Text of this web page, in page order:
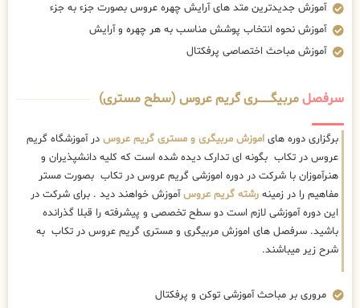
آموزش جدیدترین متد های آرایش چهره عروس بصورت جزء به جزء
آموزش نحوه انتخاب پوشش مناسب به هر چهره و آرایش
آموزش مباحث اختصاصی پرفکتال
سرفصلمربیگــــــــری گریم عروس (سطح مستری)
برگزاری دوره های اموزش مربیگری و مستری گریم عروس در آموزشگاه گریم
عروس در تکاب بگونه ای تدارک دیده شده است که کلیه دانشپذیران و
هنرآموزان با شرکت در دوره اموزشی گریم عروس در تکاب بصورت مستر
مفاهیم را در زمینه رشته گریم عروسآموزش خواهند دید . برای شرکت در
این دوره آموزشی لازم است دو سطح تخصصی و پیشرفته را قبلا گذرانده
باشید. سرفصل های اموزش مربیگری و مستری گریم عروس در تکاب به
شرح زیر میباشند.
مروری بر مباحث آموزشی توکن و پرفکتال